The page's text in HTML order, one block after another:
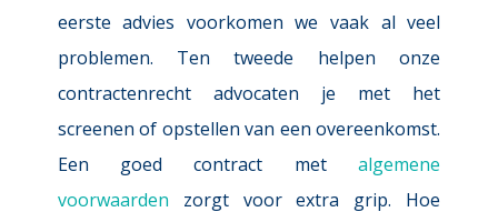
eerste advies voorkomen we vaak al veel
problemen. Ten tweede helpen onze
contractenrecht advocaten je met het
screenen of opstellen van een overeenkomst.
Een goed contract met algemene
voorwaarden zorgt voor extra grip. Hoe